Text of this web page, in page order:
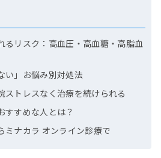
るリスク：高血圧・高血糖・高脂血
い」お悩み別対処法
ストレスなく治療を続けられる
すすめな人とは？
ミナカラ オンライン診療で